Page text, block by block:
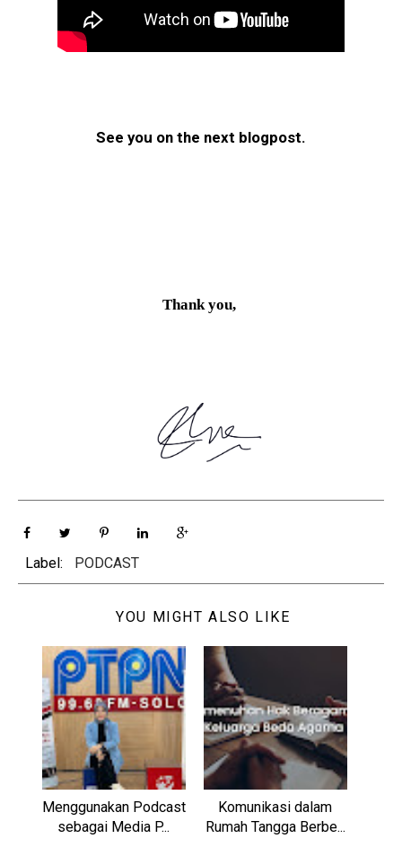
See you on the next blogpost.
Thank you,
Label: PODCAST
YOU MIGHT ALSO LIKE
Menggunakan Podcast
sebagai Media P...
Komunikasi dalam
Rumah Tangga Berbe...